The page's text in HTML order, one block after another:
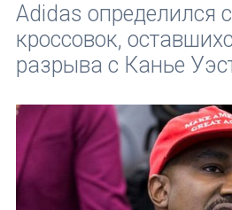
Adidas определился
кроссовок,
разрыва с Канье